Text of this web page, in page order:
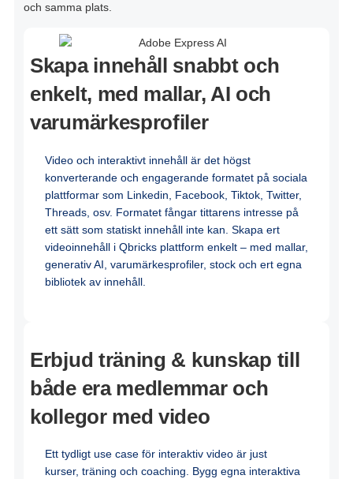
och samma plats.
Skapa innehåll snabbt och
enkelt, med mallar, AI och
varumärkesprofiler
Video och interaktivt innehåll ärdet högst
konverterande och engagerande formatet på sociala
plattformar som Linkedin , Facebook, Tiktok, Twitter,
Threads, osv. Formatet fångar tittarens intresse på
ett sätt som statiskt innehåll inte kan. Skapa ert
videoinnehåll i Qbricks plattform enkelt– med mallar,
generativ AI, varumärkesprofiler, stock och ert egna
bibliotekav innehåll.
Erbjud träning & kunskap till
både era medlemmar och
kollegor med video
Ett tydligtuse case för interaktivvideo ärjust
kurser, träning och coaching. Bygg egna interaktiva